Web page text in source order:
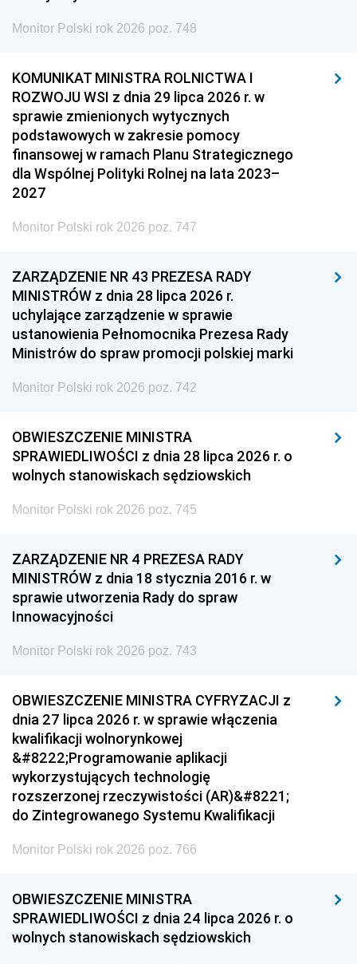
Monitor Polski rok 2026 poz. 748
KOMUNIKAT MINISTRA ROLNICTWA I
ROZWOJU WSI z dnia 29 lipca 2026 r. w
sprawie zmienionych wytycznych
podstawowych w zakresie pomocy
finansowej w ramach Planu Strategicznego
dla Wspólnej Polityki Rolnej na lata 2023–
2027
Monitor Polski rok 2026 poz. 747
ZARZĄDZENIE NR 43 PREZESA RADY
MINISTRÓW z dnia 28 lipca 2026 r.
uchylające zarządzenie w sprawie
ustanowienia Pełnomocnika Prezesa Rady
Ministrów do spraw promocji polskiej marki
Monitor Polski rok 2026 poz. 742
OBWIESZCZENIE MINISTRA
SPRAWIEDLIWOŚCI z dnia 28 lipca 2026 r. o
wolnych stanowiskach sędziowskich
Monitor Polski rok 2026 poz. 745
ZARZĄDZENIE NR 4 PREZESA RADY
MINISTRÓW z dnia 18 stycznia 2016 r. w
sprawie utworzenia Rady do spraw
Innowacyjności
Monitor Polski rok 2026 poz. 743
OBWIESZCZENIE MINISTRA CYFRYZACJI z
dnia 27 lipca 2026 r. w sprawie włączenia
kwalifikacji wolnorynkowej
&#8222;Programowanie aplikacji
wykorzystujących technologię
rozszerzonej rzeczywistości (AR)&#8221;
do Zintegrowanego Systemu Kwalifikacji
Monitor Polski rok 2026 poz. 766
OBWIESZCZENIE MINISTRA
SPRAWIEDLIWOŚCI z dnia 24 lipca 2026 r. o
wolnych stanowiskach sędziowskich